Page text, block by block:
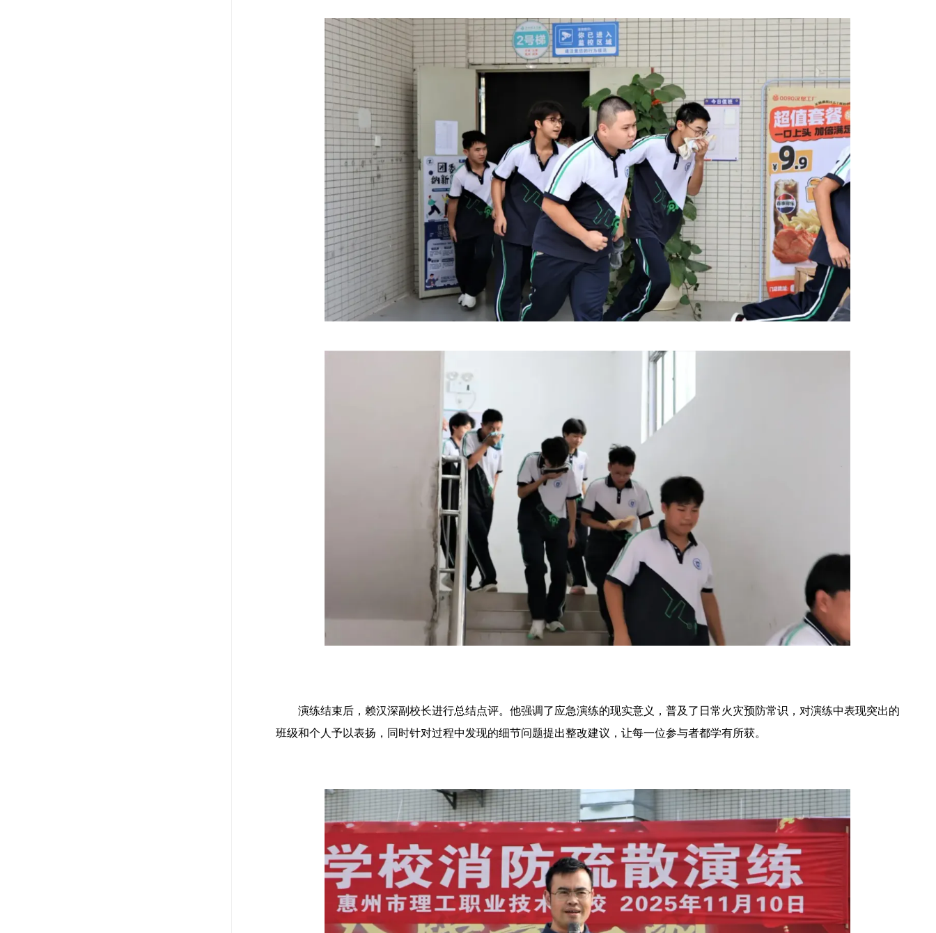
演练结束后，赖汉深副校长进行总结点评。他强调了应急演练的现实意义，普及了日常火灾预防常识，对演练中表现突出的
班级和个人予以表扬，同时针对过程中发现的细节问题提出整改建议，让每一位参与者都学有所获。